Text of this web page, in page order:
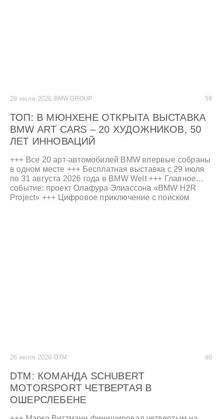
28 июля 2026· BMW GROUP 59
ТОП: В МЮНХЕНЕ ОТКРЫТА ВЫСТАВКА
BMW ART CARS – 20 ХУДОЖНИКОВ, 50
ЛЕТ ИННОВАЦИЙ
+++ Все 20 арт-автомобилей BMW впервые собраны
в одном месте +++ Бесплатная выставка с 29 июля
по 31 августа 2026 года в BMW Welt +++ Главное
событие: проект Олафура Элиассона «BMW H2R
Project» +++ Цифровое приключение с поиском
26 июля 2026· DTM 60
DTM: КОМАНДА SCHUBERT
MOTORSPORT ЧЕТВЕРТАЯ В
ОШЕРСЛЕБЕНЕ